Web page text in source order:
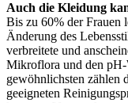
Auch die Kleidung
Bis zu 60% der Frauen
Änderung des
verbreitete und
Mikroflora und den pH-
gewöhnlichsten zählen
geeigneten